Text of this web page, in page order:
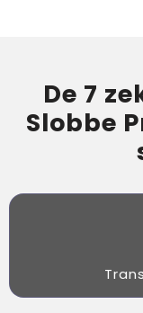
De 7
Slobbe